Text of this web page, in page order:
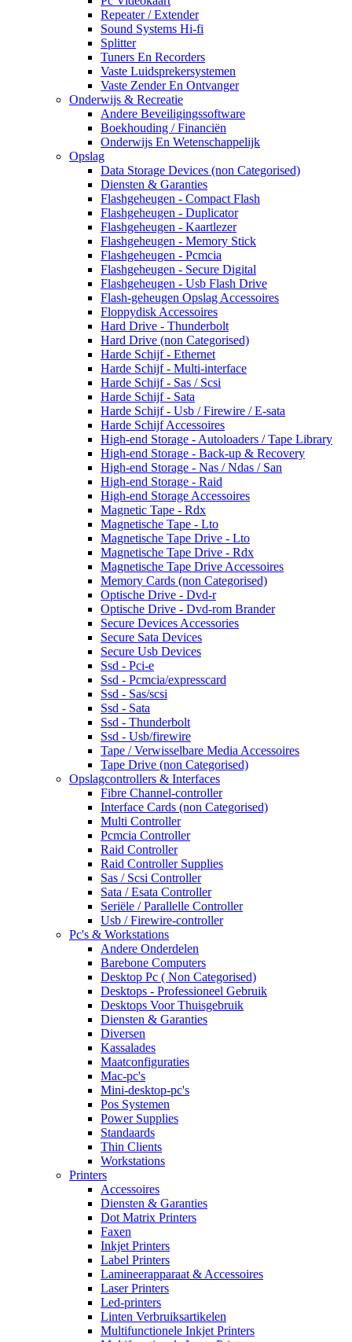
Repeater / Extender
Sound Systems Hi-fi
Splitter
Tuners En Recorders
Vaste Luidsprekersystemen
Vaste Zender En Ontvanger
Onderwijs & Recreatie
Andere Beveiligingssoftware
Boekhouding / Financiën
Onderwijs En Wetenschappelijk
Opslag
Data Storage Devices (non Categorised)
Diensten & Garanties
Flashgeheugen - Compact Flash
Flashgeheugen - Duplicator
Flashgeheugen - Kaartlezer
Flashgeheugen - Memory Stick
Flashgeheugen - Pcmcia
Flashgeheugen - Secure Digital
Flashgeheugen - Usb Flash Drive
Flash-geheugen Opslag Accessoires
Floppydisk Accessoires
Hard Drive - Thunderbolt
Hard Drive (non Categorised)
Harde Schijf - Ethernet
Harde Schijf - Multi-interface
Harde Schijf - Sas / Scsi
Harde Schijf - Sata
Harde Schijf - Usb / Firewire / E-sata
Harde Schijf Accessoires
High-end Storage - Autoloaders / Tape Library
High-end Storage - Back-up & Recovery
High-end Storage - Nas / Ndas / San
High-end Storage - Raid
High-end Storage Accessoires
Magnetic Tape - Rdx
Magnetische Tape - Lto
Magnetische Tape Drive - Lto
Magnetische Tape Drive - Rdx
Magnetische Tape Drive Accessoires
Memory Cards (non Categorised)
Optische Drive - Dvd-r
Optische Drive - Dvd-rom Brander
Secure Devices Accessories
Secure Sata Devices
Secure Usb Devices
Ssd - Pci-e
Ssd - Pcmcia/expresscard
Ssd - Sas/scsi
Ssd - Sata
Ssd - Thunderbolt
Ssd - Usb/firewire
Tape / Verwisselbare Media Accessoires
Tape Drive (non Categorised)
Opslagcontrollers & Interfaces
Fibre Channel-controller
Interface Cards (non Categorised)
Multi Controller
Pcmcia Controller
Raid Controller
Raid Controller Supplies
Sas / Scsi Controller
Sata / Esata Controller
Seriële / Parallelle Controller
Usb / Firewire-controller
Pc's & Workstations
Andere Onderdelen
Barebone Computers
Desktop Pc ( Non Categorised)
Desktops - Professioneel Gebruik
Desktops Voor Thuisgebruik
Diensten & Garanties
Diversen
Kassalades
Maatconfiguraties
Mac-pc's
Mini-desktop-pc's
Pos Systemen
Power Supplies
Standaards
Thin Clients
Workstations
Printers
Accessoires
Diensten & Garanties
Dot Matrix Printers
Faxen
Inkjet Printers
Label Printers
Lamineerapparaat & Accessoires
Laser Printers
Led-printers
Linten Verbruiksartikelen
Multifunctionele Inkjet Printers